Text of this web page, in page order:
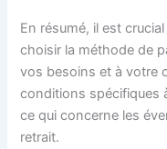
En résumé, il est
choisir la méthode de
vos besoins et à votre
conditions spécifiques
ce qui concerne les
retrait.